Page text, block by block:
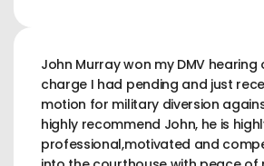
John Murray won my DMV hearing
charge I had pending and just
motion for military diversion
highly recommend John, he is
professional,motivated and